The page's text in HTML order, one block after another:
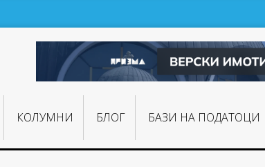
КОЛУМНИ БЛОГ БАЗИ НА ПОДАТОЦИ